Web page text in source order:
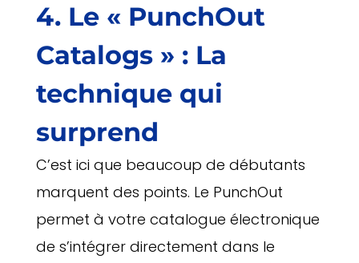
4. Le « PunchOut
Catalogs » : La
technique qui
surprend
C’est ici que beaucoup de débutants
marquent des points. Le PunchOut
permet à votre catalogue électronique
de s’intégrer directement dans le